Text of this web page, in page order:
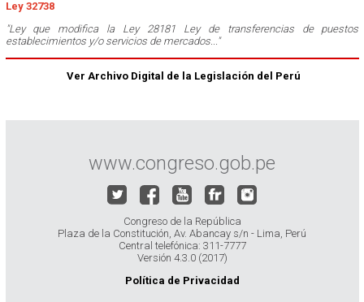
Ley 32738
"Ley que modifica la Ley 28181 Ley de transferencias de puestos
establecimientos y/o servicios de mercados..."
Ver Archivo Digital de la Legislación del Perú
www.congreso.gob.pe
Congreso de la República
Plaza de la Constitución, Av. Abancay s/n - Lima, Perú
Central telefónica: 311-7777
Versión 4.3.0 (2017)
Política de Privacidad